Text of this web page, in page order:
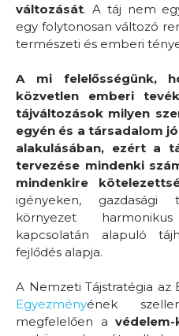
változását. A táj nem
egy folytonosan változó
természeti és emberi
A mi felelősségünk,
közvetlen emberi
tájváltozások milyen
egyén és a társadalom
alakulásában, ezért a
tervezése mindenki
mindenkire
igényeken, gazdasági
környezet
kapcsolatán alapuló
fejlődés alapja.
A Nemzeti Tájstratégia az
Egyezményének
megfelelően avédelem-